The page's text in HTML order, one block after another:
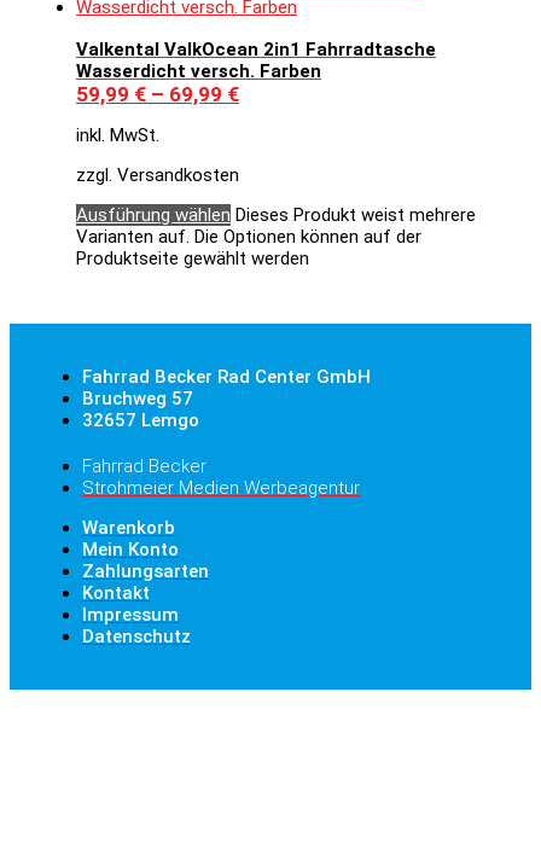
Valkental ValkOcean 2in1 Fahrradtasche
Wasserdicht versch. Farben
59,99 € – 69,99 €
inkl. MwSt.
zzgl. Versandkosten
Ausführung wählen Dieses Produkt weist mehrere
Varianten auf. Die Optionen können auf der
Produktseite gewählt werden
Fahrrad Becker Rad Center GmbH
Bruchweg 57
32657 Lemgo
Fahrrad Becker
Strohmeier Medien Werbeagentur
Warenkorb
Mein Konto
Zahlungsarten
Kontakt
Impressum
Datenschutz